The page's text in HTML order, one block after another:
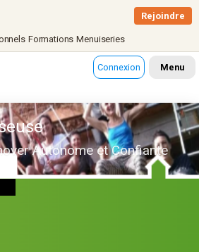
Formations Menuiseries
Rejoindre
Connexion Menu
Autonome et Confiante